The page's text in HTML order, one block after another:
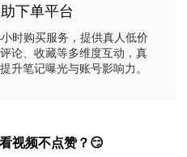
下单平台
时购买服务，提供真人低价
论、收藏等多维度互动，真
升笔记曝光与账号影响力。
视频不点赞？😏